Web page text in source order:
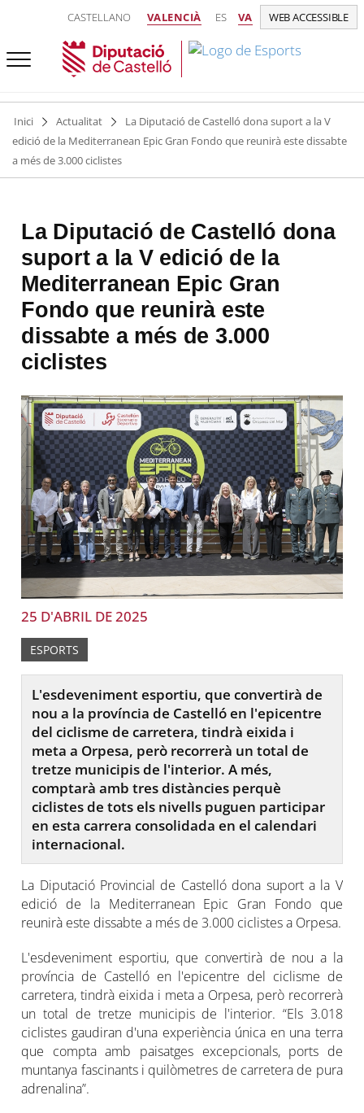
CASTELLANO VALENCIÀ ES VA WEB ACCESSIBLE
Inici Actualitat
La Diputació de Castelló dona suport a la V
edició de la Mediterranean Epic Gran Fondo que reunirà este dissabte
a més de 3.000 ciclistes
La Diputació de Castelló dona
suport a la V edició de la
Mediterranean Epic Gran
Fondo que reunirà este
dissabte a més de 3.000
ciclistes
25 D'ABRIL DE 2025
ESPORTS
L'esdeveniment esportiu, que convertirà de
nou a la província de Castelló en l'epicentre
del ciclisme de carretera, tindrà eixida i
meta a Orpesa, però recorrerà un total de
tretze municipis de l'interior. A més,
comptarà amb tres distàncies perquè
ciclistes de tots els nivells puguen participar
en esta carrera consolidada en el calendari
internacional.
La Diputació Provincial de Castelló dona suport a la V
edició de la Mediterranean Epic Gran Fondo que
reunirà este dissabte a més de 3.000 ciclistes a Orpesa.
L'esdeveniment esportiu, que convertirà de nou a la
província de Castelló en l'epicentre del ciclisme de
carretera, tindrà eixida i meta a Orpesa, però recorrerà
un total de tretze municipis de l'interior. “Els 3.018
ciclistes gaudiran d'una experiència única en una terra
que compta amb paisatges excepcionals, ports de
muntanya fascinants i quilòmetres de carretera de pura
adrenalina”.